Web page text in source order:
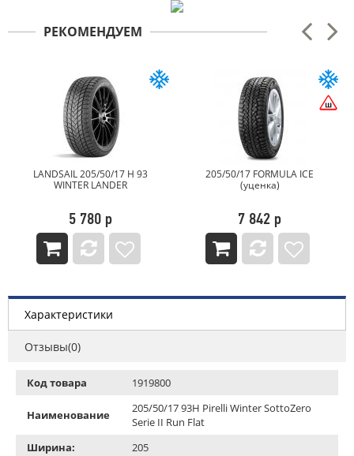
РЕКОМЕНДУЕМ
LANDSAIL 205/50/17 H 93
WINTER LANDER
5 780 р
205/50/17 FORMULA ICE
(уценка)
7 842 р
Характеристики
Отзывы(0)
Код товара 1919800
Наименование
205/50/17 93H Pirelli Winter SottoZero
Serie II Run Flat
Ширина:
205